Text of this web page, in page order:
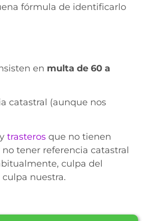
fórmula de identificarlo
en multa de 60 a
catastral (aunque nos
trasterosque no tienen
tener referencia catastral
culpa del
nuestra.